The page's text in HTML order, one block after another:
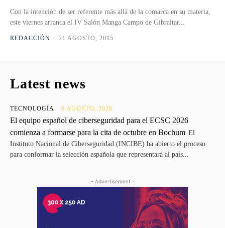
Con la intención de ser referente más allá de la comarca en su materia,
este viernes arranca el IV Salón Manga Campo de Gibraltar...
REDACCIÓN - 21 AGOSTO, 2015
Latest news
TECNOLOGÍA 6 AGOSTO, 2026
El equipo español de ciberseguridad para el ECSC 2026
comienza a formarse para la cita de octubre en Bochum El
Instituto Nacional de Ciberseguridad (INCIBE) ha abierto el proceso
para conformar la selección española que representará al país...
- Advertisement -